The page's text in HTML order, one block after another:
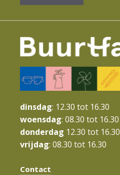
dinsdag: 12.30 tot 16.30
woensdag: 08.30 tot 16.30
donderdag 12.30 tot 16.30
vrijdag: 08.30 tot 16.30
Contact